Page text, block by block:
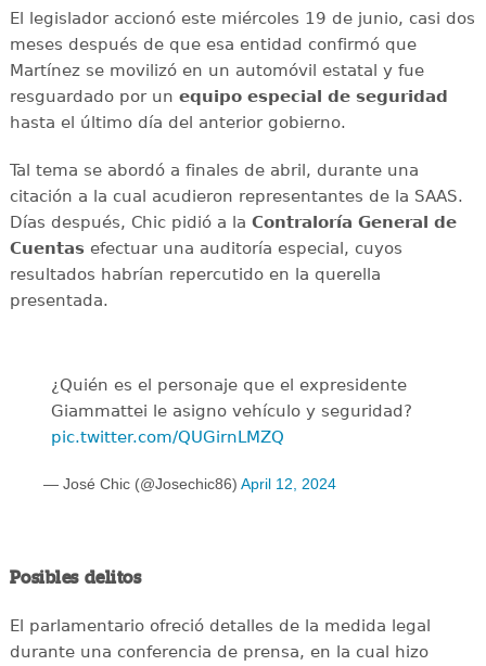
El legislador accionó este miércoles 19 de junio, casi dos
meses después de que esa entidad confirmó que
Martínez se movilizó en un automóvil estatal y fue
resguardado por un equipo especial de seguridad
hasta el último día del anterior gobierno.
Tal tema se abordó a finales de abril, durante una
citación a la cual acudieron representantes de la SAAS.
Días después, Chic pidió a la Contraloría General de
Cuentasefectuar una auditoría especial, cuyos
resultados habrían repercutido en la querella
presentada.
¿Quién es el personaje que el expresidente
Giammattei le asigno vehículo y seguridad?
pic.twitter.com/QUGirnLMZQ
— José Chic (@Josechic86) April 12, 2024
Posibles delitos
El parlamentario ofreció detalles de la medida legal
durante una conferencia de prensa, en la cual hizo